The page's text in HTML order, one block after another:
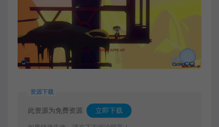
资源下载
此资源为免费资源 立即下载